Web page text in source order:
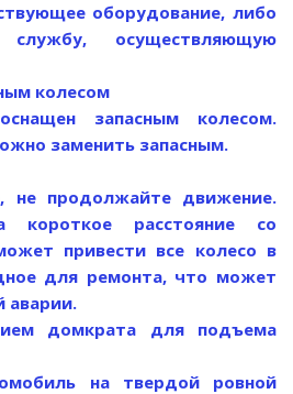
оборудование, либо
осуществляющую
колесом
запасным колесом.
заменить запасным.
не продолжайте движение.
расстояние со
привести все колесо в
для ремонта, что может
аварии.
домкрата для подъема
на твердой ровной